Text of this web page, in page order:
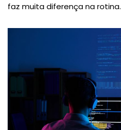
faz muita diferença na rotina.